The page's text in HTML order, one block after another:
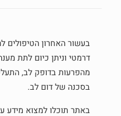
בעשור האחרון
דרמטי וניתן כיום לתת
מהפרעות בדופק לב,
בסכנה של דום לב.
באתר תוכלו למצוא מידע